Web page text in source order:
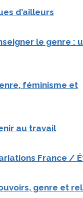
d’ailleurs
le genre :
féminisme et
au travail
France /
genre et